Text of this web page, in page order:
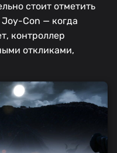
стоит отметить
Con — когда
контроллер
откликами,